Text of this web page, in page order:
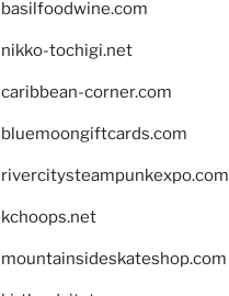
basilfoodwine.com
nikko-tochigi.net
caribbean-corner.com
bluemoongiftcards.com
rivercitysteampunkexpo.com
kchoops.net
mountainsideskateshop.com